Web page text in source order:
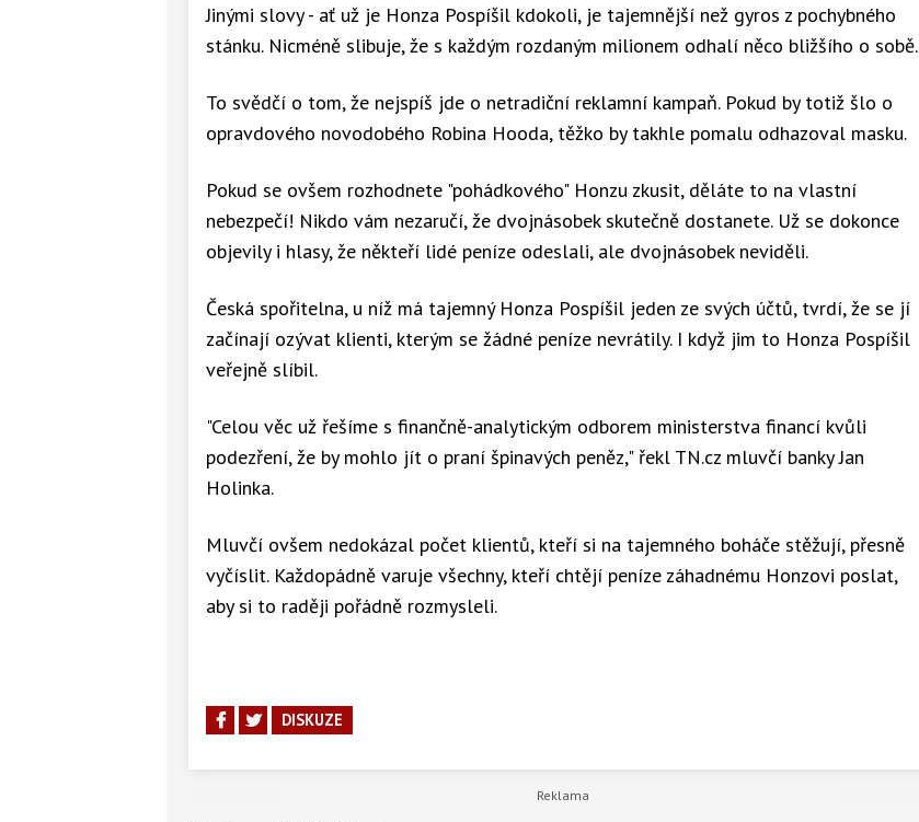
Jinými slovy - ať už je Honza Pospíšil kdokoli, je tajemnější než gyros z pochybného
stánku. Nicméně slibuje, že s každým rozdaným milionem odhalí něco bližšího o sobě.
To svědčí o tom, že nejspíš jde o netradiční reklamní kampaň. Pokud by totiž šlo o
opravdového novodobého Robina Hooda, těžko by takhle pomalu odhazoval masku.
Pokud se ovšem rozhodnete "pohádkového" Honzu zkusit, děláte to na vlastní
nebezpečí! Nikdo vám nezaručí, že dvojnásobek skutečně dostanete. Už se dokonce
objevily i hlasy, že někteří lidé peníze odeslali, ale dvojnásobek neviděli.
Česká spořitelna, u níž má tajemný Honza Pospíšil jeden ze svých účtů, tvrdí, že se jí
začínají ozývat klienti, kterým se žádné peníze nevrátily. I když jim to Honza Pospíšil
veřejně slíbil.
"Celou věc už řešíme s finančně-analytickým odborem ministerstva financí kvůli
podezření, že by mohlo jít o praní špinavých peněz," řekl TN.cz mluvčí banky Jan
Holinka.
Mluvčí ovšem nedokázal počet klientů, kteří si na tajemného boháče stěžují, přesně
vyčíslit. Každopádně varuje všechny, kteří chtějí peníze záhadnému Honzovi poslat,
aby si to raději pořádně rozmysleli.
DISKUZE